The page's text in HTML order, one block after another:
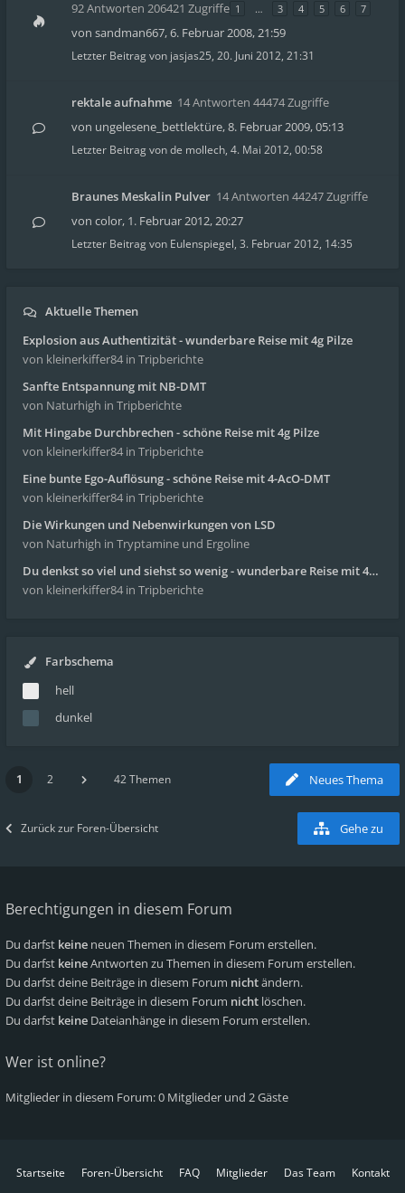
92 Antworten 206421 Zugriffe 1 … 3 4 5 6 7
von sandman667,6. Februar 2008, 21:59
Letzter Beitrag von jasjas25, 20. Juni 2012, 21:31
rektale aufnahme 14 Antworten 44474 Zugriffe
von ungelesene_bettlektüre,8. Februar 2009, 05:13
Letzter Beitrag vonde mollech, 4. Mai 2012, 00:58
Braunes Meskalin Pulver 14 Antworten 44247 Zugriffe
von color, 1. Februar 2012, 20:27
Letzter Beitrag von Eulenspiegel, 3. Februar 2012, 14:35
Aktuelle Themen
Explosion aus Authentizität - wunderbare Reise mit 4g Pilze
von kleinerkiffer84 in Tripberichte
Sanfte Entspannung mit NB-DMT
von Naturhigh in Tripberichte
Mit Hingabe Durchbrechen - schöne Reise mit 4g Pilze
von kleinerkiffer84 in Tripberichte
Eine bunte Ego-Auflösung - schöne Reise mit 4-AcO-DMT
von kleinerkiffer84 in Tripberichte
Die Wirkungen und Nebenwirkungen von LSD
von Naturhigh in Tryptamine und Ergoline
Du denkst so viel und siehst so wenig - wunderbare Reise mit 4g Pilze
von kleinerkiffer84 in Tripberichte
Farbschema
hell
dunkel
Neues Thema
1 2 42 Themen
Zurück zur Foren-Übersicht Gehe zu
Berechtigungen in diesem Forum
Du darfst keine neuen Themen in diesem Forum erstellen.
Du darfst keineAntworten zu Themen in diesem Forum erstellen.
Du darfst deine Beiträge in diesem Forum nichtändern.
Du darfst deine Beiträge in diesem Forum nicht löschen.
Du darfst keine Dateianhänge in diesem Forum erstellen.
Wer ist online?
Mitglieder in diesem Forum: 0 Mitglieder und 2 Gäste
Startseite Foren-Übersicht FAQ Mitglieder Das Team
Kontakt